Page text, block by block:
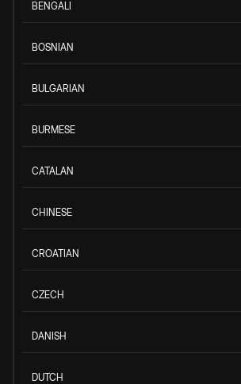
BENGALI
BOSNIAN
BULGARIAN
BURMESE
CATALAN
CHINESE
CROATIAN
CZECH
DANISH
DUTCH